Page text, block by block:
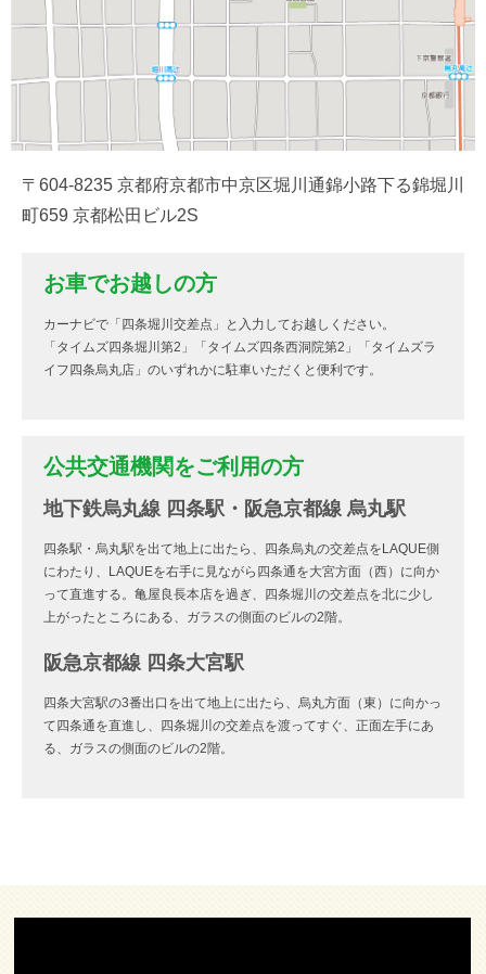
〒604-8235 京都府京都市中京区堀川通錦小路下る錦堀川
町659 京都松田ビル2S
お車でお越しの方
カーナビで「四条堀川交差点」と入力してお越しください。
「タイムズ四条堀川第2」「タイムズ四条西洞院第2」「タイムズラ
イフ四条烏丸店」のいずれかに駐車いただくと便利です。
公共交通機関をご利用の方
地下鉄烏丸線 四条駅・阪急京都線 烏丸駅
四条駅・烏丸駅を出て地上に出たら、四条烏丸の交差点をLAQUE側
にわたり、LAQUEを右手に見ながら四条通を大宮方面（西）に向か
って直進する。亀屋良長本店を過ぎ、四条堀川の交差点を北に少し
上がったところにある、ガラスの側面のビルの2階。
阪急京都線 四条大宮駅
四条大宮駅の3番出口を出て地上に出たら、烏丸方面（東）に向かっ
て四条通を直進し、四条堀川の交差点を渡ってすぐ、正面左手にあ
る、ガラスの側面のビルの2階。